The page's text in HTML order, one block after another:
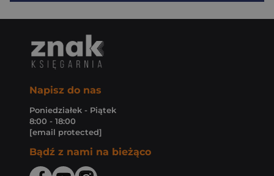
Napisz do nas
Poniedziałek - Piątek
8:00 - 18:00
[email protected]
Bądź z nami na bieżąco